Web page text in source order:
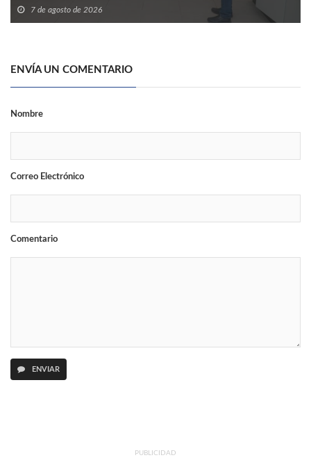
7 de agosto de 2026
ENVÍA UN COMENTARIO
Nombre
Correo Electrónico
Comentario
ENVIAR
PUBLICIDAD